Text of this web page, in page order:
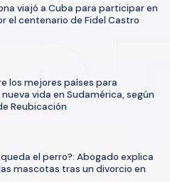
viajó a Cuba para participar en
el centenario de Fidel Castro
los mejores países para
vida en Sudamérica, según
Reubicación
el perro?: Abogado explica
mascotas tras un divorcio en